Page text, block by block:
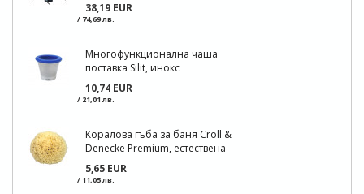
38,19 EUR
/ 74,69 лв.
Многофункционална чаша
поставка Silit, инокс
10,74 EUR
/ 21,01 лв.
Коралова гъба за баня Croll &
Denecke Premium, естествена
5,65 EUR
/ 11,05 лв.